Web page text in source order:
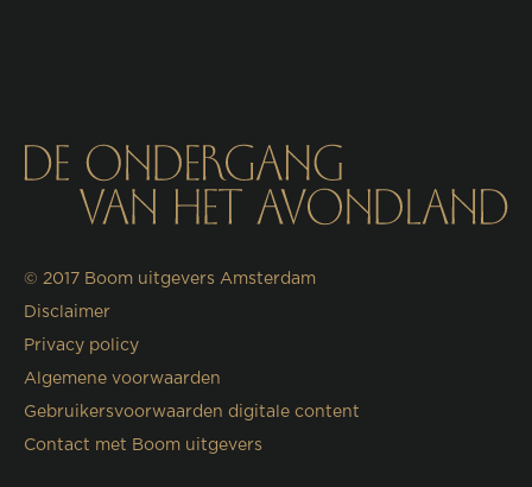
© 2017 Boom uitgevers Amsterdam
Disclaimer
Privacy policy
Algemene voorwaarden
Gebruikersvoorwaarden digitale content
Contact met Boom uitgevers